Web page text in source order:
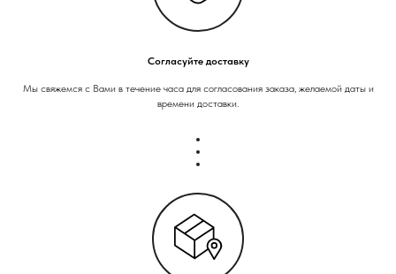
Согласуйте доставку
Мы свяжемся с Вами в течение часа для согласования заказа, желаемой даты и
времени доставки.